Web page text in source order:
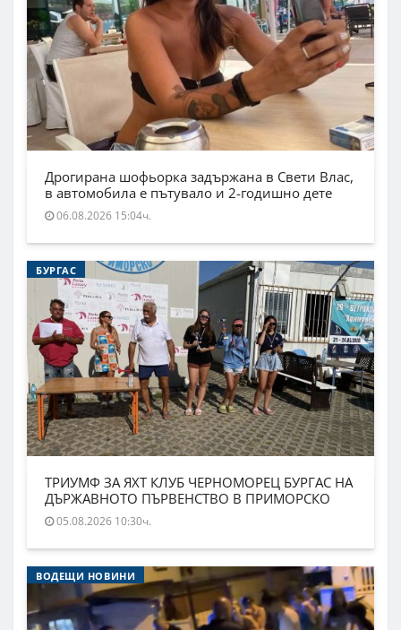
Дрогирана шофьорка задържана в Свети Влас,
в автомобила е пътувало и 2-годишно дете
06.08.2026 15:04ч.
БУРГАС
ТРИУМФ ЗА ЯХТ КЛУБ ЧЕРНОМОРЕЦ БУРГАС НА
ДЪРЖАВНОТО ПЪРВЕНСТВО В ПРИМОРСКО
05.08.2026 10:30ч.
ВОДЕЩИ НОВИНИ